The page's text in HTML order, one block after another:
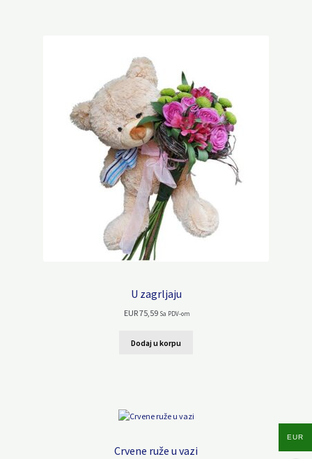
U zagrljaju
EUR75,59 Sa PDV-om
Dodaj u korpu
Crvene ruže u vazi
EUR